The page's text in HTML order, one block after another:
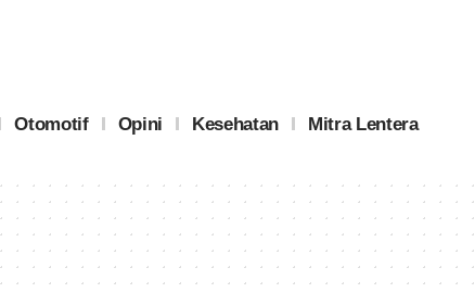
Otomotif Opini Kesehatan Mitra Lentera